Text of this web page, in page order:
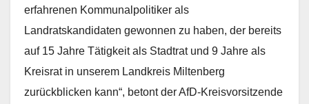
erfahrenen Kommunalpolitiker als
Landratskandidaten gewonnen zu haben, der bereits
auf 15 Jahre Tätigkeit als Stadtrat und 9 Jahre als
Kreisrat in unserem Landkreis Miltenberg
zurückblicken kann“, betont der AfD-Kreisvorsitzende